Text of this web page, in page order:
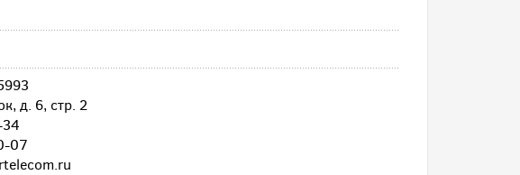
д. 6, стр. 2
07